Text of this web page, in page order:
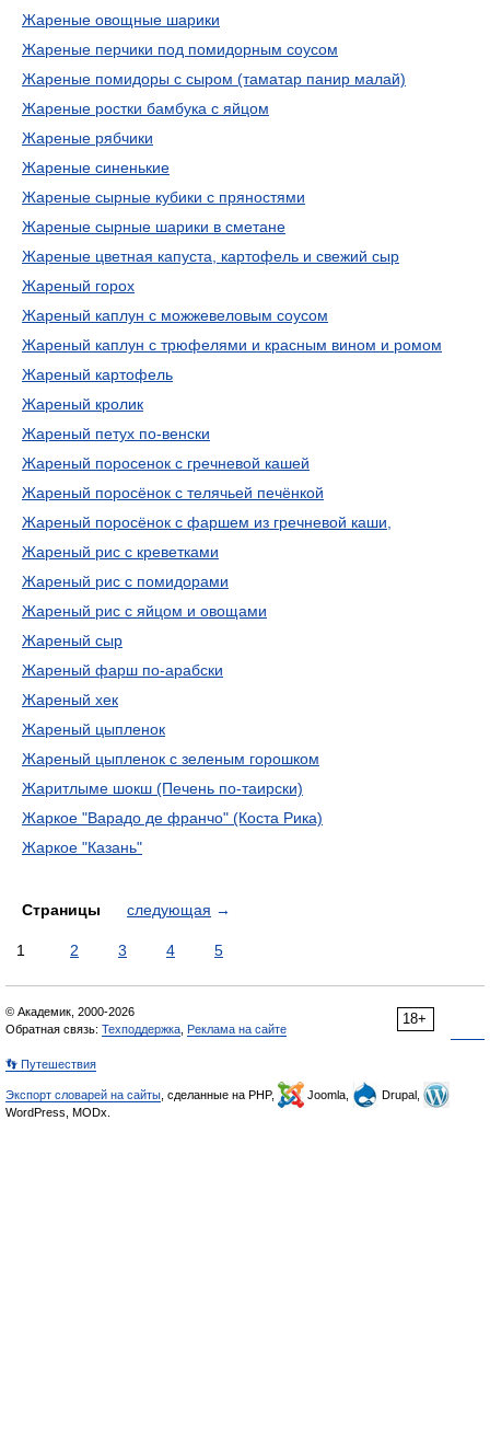
Жареные овощные шарики
Жареные перчики под помидорным соусом
Жареные помидоры с сыром (таматар панир малай)
Жареные ростки бамбука с яйцом
Жареные рябчики
Жареные синенькие
Жареные сырные кубики с пряностями
Жареные сырные шарики в сметане
Жареные цветная капуста, картофель и свежий сыр
Жареный горох
Жареный каплун с можжевеловым соусом
Жареный каплун с трюфелями и красным вином и ромом
Жареный картофель
Жареный кролик
Жареный петух по-венски
Жареный поросенок с гречневой кашей
Жареный поросёнок с телячьей печёнкой
Жареный поросёнок с фаршем из гречневой каши,
Жареный рис с креветками
Жареный рис с помидорами
Жареный рис с яйцом и овощами
Жареный сыр
Жареный фарш по-арабски
Жареный хек
Жареный цыпленок
Жареный цыпленок с зеленым горошком
Жаритлыме шокш (Печень по-таирски)
Жаркое "Варадо де франчо" (Коста Рика)
Жаркое "Казань"
Страницы следующая →
1 2 3 4 5
18+
© Академик, 2000-2026
Обратная связь: Техподдержка Реклама на сайте
👣 Путешествия
Экспорт словарей на сайты , сделанные на PHP, Joomla,
Drupal,
WordPress, MODx.